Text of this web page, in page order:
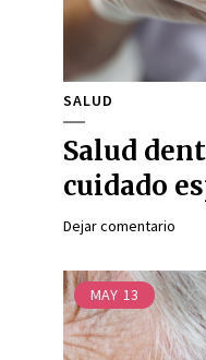
SALUD
Salud
cuidado
Dejar comentario
MAY 13